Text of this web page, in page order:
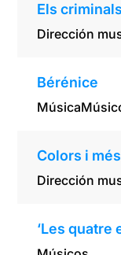
Els criminals
Dirección
Bérénice
Música
Colors i
Dirección
‘Les quatre